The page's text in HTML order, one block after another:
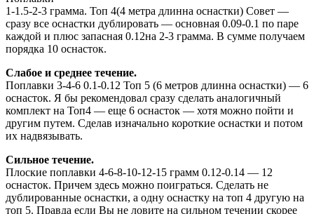
1-1.5-2-3 грамма. Топ 4(4 метра длинна оснастки) Совет —
сразу все оснастки дублировать — основная 0.09-0.1 по паре
каждой и плюс запасная 0.12на 2-3 грамма. В сумме получаем
порядка 10 оснасток.
Слабое и среднее течение.
Поплавки 3-4-6 0.1-0.12 Топ 5 (6 метров длинна оснастки) — 6
оснасток. Я бы рекомендовал сразу сделать аналогичный
комплект на Топ4 — еще 6 оснасток — хотя можно пойти и
другим путем. Сделав изначально короткие оснастки и потом
их надвязывать.
Сильное течение.
Плоские поплавки 4-6-8-10-12-15 грамм 0.12-0.14 — 12
оснасток. Причем здесь можно поиграться. Сделать не
дублированные оснастки, а одну оснастку на топ 4 другую на
топ 5. Правда если Вы не ловите на сильном течении скорее